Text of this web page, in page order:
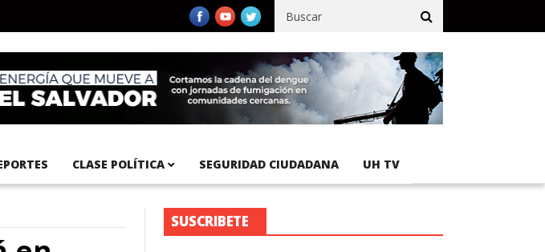
Internacional del Pacífico registra 92 % de avance en obras de terracería
CLASE POLÍTICA SEGURIDAD CIUDADANA UH TV
SUSCRIBETE